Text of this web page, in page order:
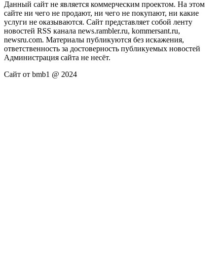
Данный сайт не является коммерческим проектом. На этом
сайте ни чего не продают, ни чего не покупают, ни какие
услуги не оказываются. Сайт представляет собой ленту
новостей RSS канала news.rambler.ru, kommersant.ru,
newsru.com. Материалы публикуются без искажения,
ответственность за достоверность публикуемых новостей
Администрация сайта не несёт.
Сайт от bmb1 @ 2024